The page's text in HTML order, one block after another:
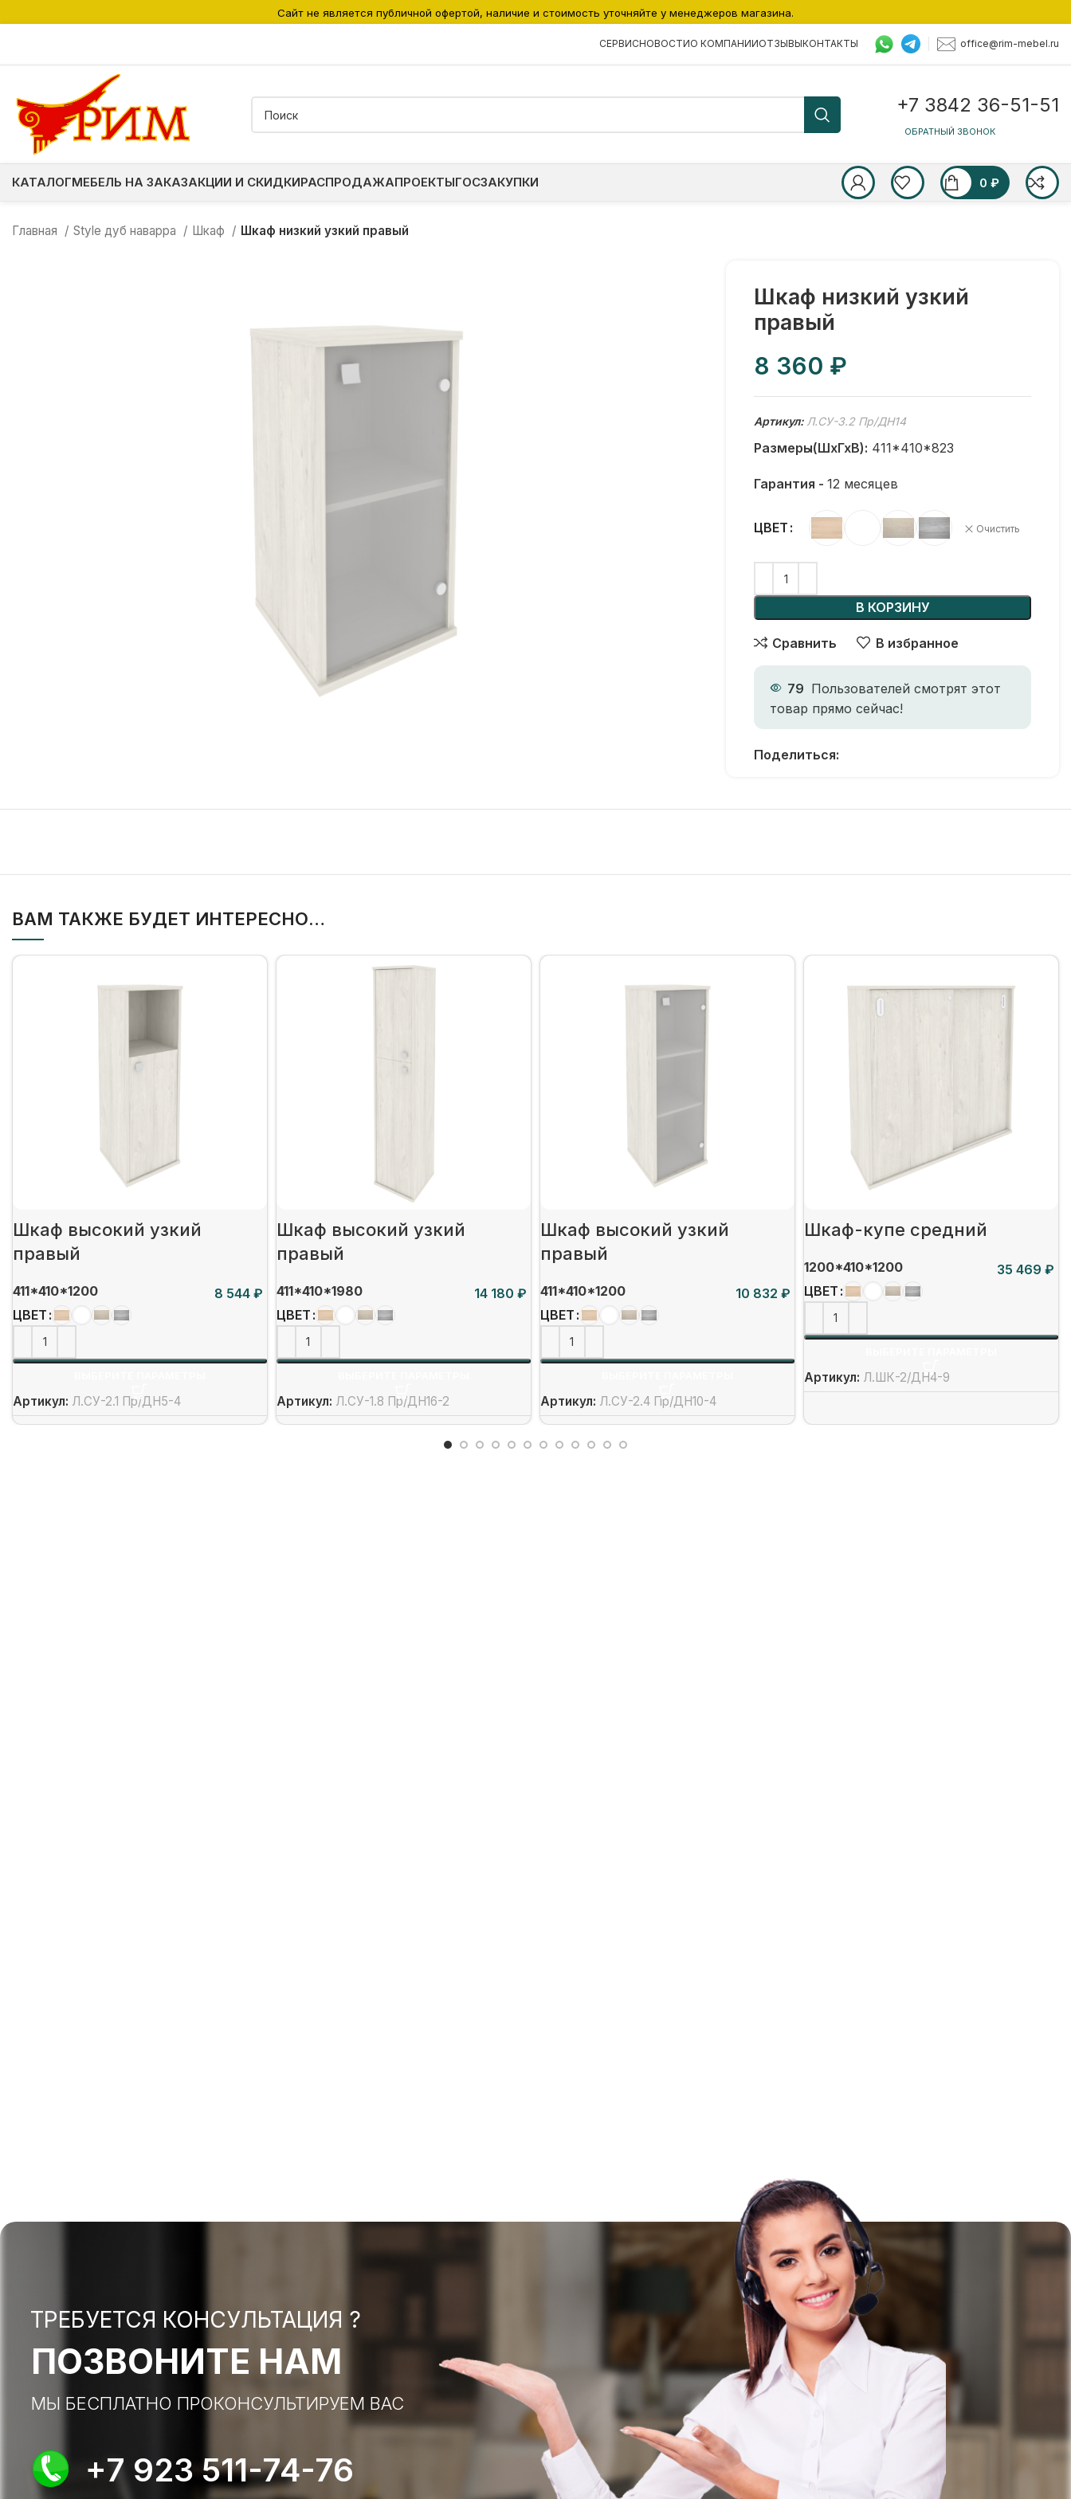
СЕРВИСНОВОСТИО КОМПАНИИОТЗЫВЫКОНТАКТЫ office@rim-mebel.ru
+7 3842 36-51-51
ОБРАТНЫЙ ЗВОНОК
КАТАЛОГМЕБЕЛЬ НА ЗАКАЗАКЦИИ И СКИДКИРАСПРОДАЖАПРОЕКТЫГОСЗАКУПКИ 0 ₽
Главная Style дуб наварра Шкаф Шкаф низкий узкий правый
Шкаф низкий узкий
правый
₽
Артикул: Л.СУ-3.2 Пр/ДН14
Размеры(ШхГхВ): 411*410*823
Гарантия - 12 месяцев
ЦВЕТ Очистить
В КОРЗИНУ
Сравнить В избранное
79 Пользователей смотрят этот
товар прямо сейчас!
Поделиться:
ВАМ ТАКЖЕ БУДЕТ ИНТЕРЕСНО…
Шкаф высокий узкий
правый
411*410*1200
₽
ЦВЕТ
Артикул: Л.СУ-2.1 Пр/ДН5-4
Шкаф высокий узкий
правый
411*410*1980
₽
ЦВЕТ
Артикул: Л.СУ-1.8 Пр/ДН16-2
Шкаф высокий узкий
правый
411*410*1200
₽
ЦВЕТ
Артикул: Л.СУ-2.4 Пр/ДН10-4
Шкаф-купе средний
1200*410*1200
₽
ЦВЕТ
Артикул: Л.ШК-2/ДН4-9
ТРЕБУЕТСЯ КОНСУЛЬТАЦИЯ ?
ПОЗВОНИТЕ НАМ
МЫ БЕСПЛАТНО ПРОКОНСУЛЬТИРУЕМ ВАС
+7 923 511-74-76
Сайт не является публичной офертой, наличие и стоимость уточняйте у менеджеров магазина.